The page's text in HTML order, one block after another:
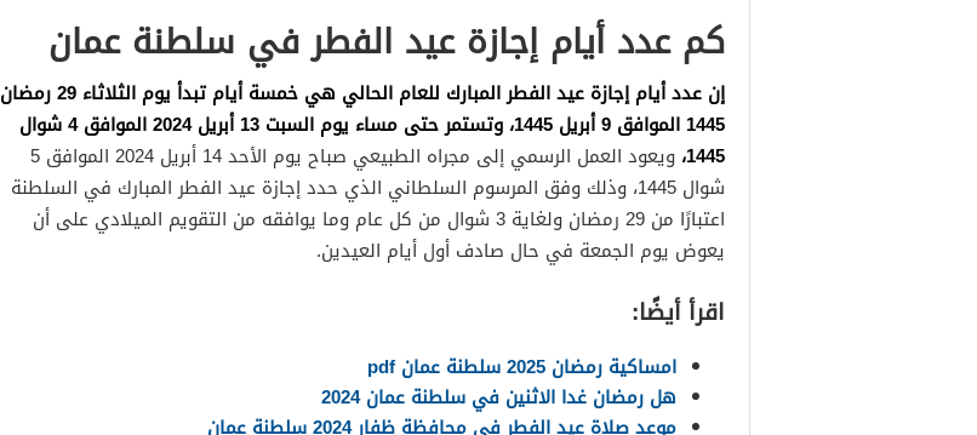
كم عدد أيام إجازة عيد الفطر في سلطنة عمان
إن عدد أيام إجازة عيد الفطر المبارك للعام الحالي هي خمسة أيام تبدأ يوم الثلاثاء 29 رمضان
1445 الموافق 9 أبريل 1445، وتستمر حتى مساء يوم السبت 13 أبريل 2024 الموافق 4 شوال
1445،
ويعود العمل الرسمي إلى مجراه الطبيعي صباح يوم الأحد 14 أبريل 2024 الموافق 5
شوال 1445، وذلك وفق المرسوم السلطاني الذي حدد إجازة عيد الفطر المبارك في السلطنة
اعتبارًا من 29 رمضان ولغاية 3 شوال من كل عام وما يوافقه من التقويم الميلادي على أن
يعوض يوم الجمعة في حال صادف أول أيام العيدين.
اقرأ أيضًا:
امساكية رمضان 2025 سلطنة عمان pdf
هل رمضان غدا الاثنين في سلطنة عمان 2024
موعد صلاة عيد الفطر في محافظة ظفار 2024 سلطنة عمان